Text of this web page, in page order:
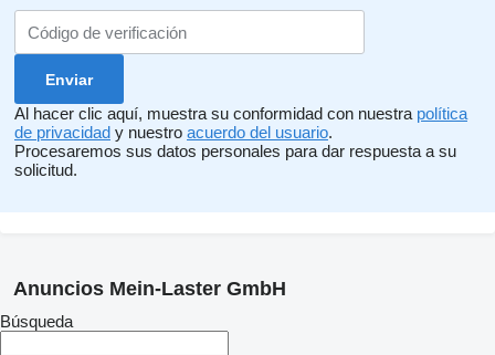
Al hacer clic aquí, muestra su conformidad con nuestra política
de privacidad y nuestro acuerdo del usuario.
Procesaremos sus datos personales para dar respuesta a su
solicitud.
Anuncios Mein-Laster GmbH
Búsqueda